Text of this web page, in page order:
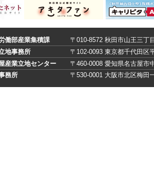
働部産業集積課
〒010-8572 秋田市山王三丁
地事務所
〒102-0093 東京都千代田区
産業立地センター
〒460-0008 愛知県名古屋市
務所 〒530-0001 大阪市北区梅田